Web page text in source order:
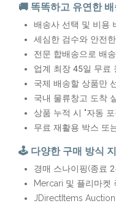
🚚 똑똑하고 유연한 배
배송사 선택 및 비용
세심한 검수와 안전
전문 합배송으로 배
업계 최장 45일 무료
국제 배송할 상품만
국내 물류창고 도착
상품 누적 시 "자동
무료 재활용 박스 또
🕹️ 다양한 구매 방식
경매 스나이핑(종료
Mercari 및 플리마켓
JDirectItems